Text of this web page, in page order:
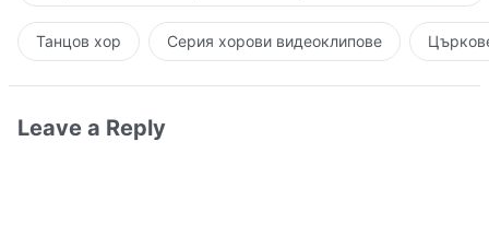
Танцов хор Серия хорови видеоклипове
Leave a Reply